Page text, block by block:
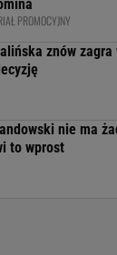
PROMOCYJNY
znów
nie ma
to wprost